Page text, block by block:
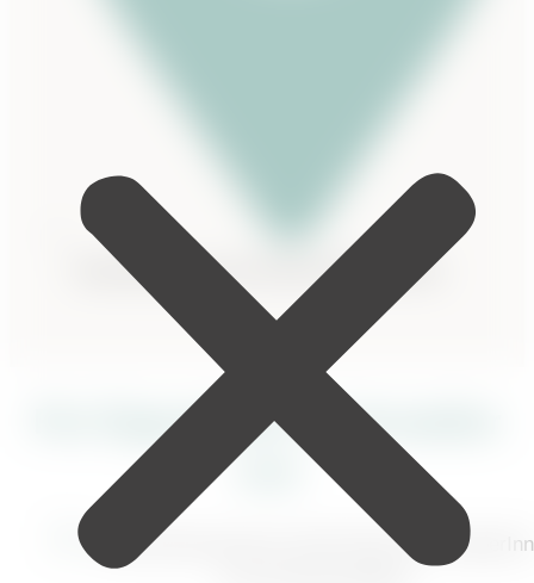
Brandenburg an der Havel, Deutschland
Für Eigentümer & Verwalter
von